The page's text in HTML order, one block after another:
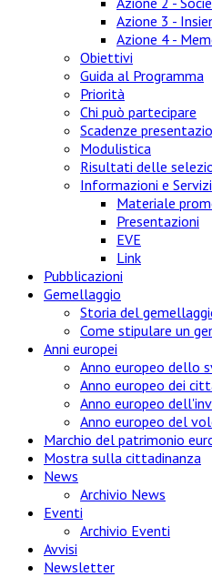
Azione 3 -
Azione 4 -
Obiettivi
Guida al Programma
Priorità
Chi può partecipare
Scadenze
Modulistica
Risultati delle
Informazioni e Servizi
Materiale
Presentazioni
EVE
Link
Pubblicazioni
Gemellaggio
Storia del
Come stipulare un
Anni europei
Anno europeo dello
Anno europeo dei
Anno europeo
Anno europeo del
Marchio del patrimonio
Mostra sulla cittadinanza
News
Archivio News
Eventi
Archivio Eventi
Avvisi
Newsletter